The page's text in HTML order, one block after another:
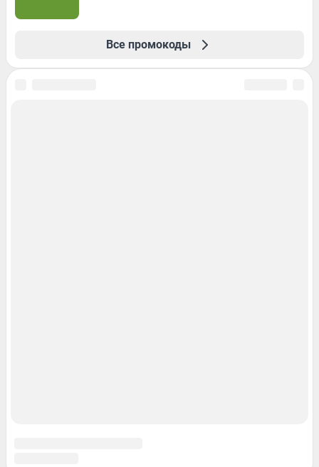
Все промокоды